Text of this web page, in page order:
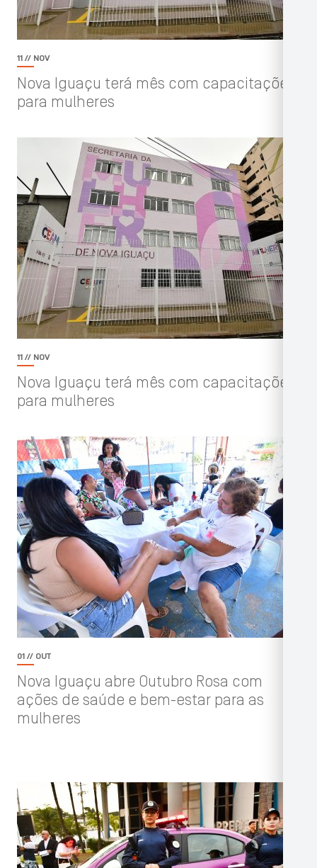
11 // NOV
Nova Iguaçu terá mês com capacitações
para mulheres
11 // NOV
Nova Iguaçu terá mês com capacitações
para mulheres
01 // OUT
Nova Iguaçu abre Outubro Rosa com
ações de saúde e bem-estar para as
mulheres